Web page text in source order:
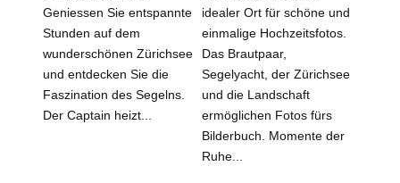
Geniessen Sie entspannte
Stunden auf dem
wunderschönen Zürichsee
und entdecken Sie die
Faszination des Segelns.
Der Captain heizt...
idealer Ort für schöne und
einmalige Hochzeitsfotos.
Das Brautpaar,
Segelyacht, der Zürichsee
und die Landschaft
ermöglichen Fotos fürs
Bilderbuch. Momente der
Ruhe...